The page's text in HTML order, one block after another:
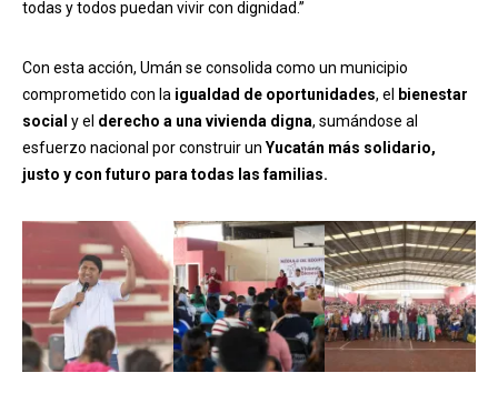
todas y todos puedan vivir con dignidad.”
Con esta acción, Umán se consolida como un municipio
comprometido con la igualdad de oportunidades, el
bienestar
social y el derecho a una vivienda digna, sumándose al
esfuerzo nacional por construir un Yucatán más solidario,
justo y con futuro para todas las familias.